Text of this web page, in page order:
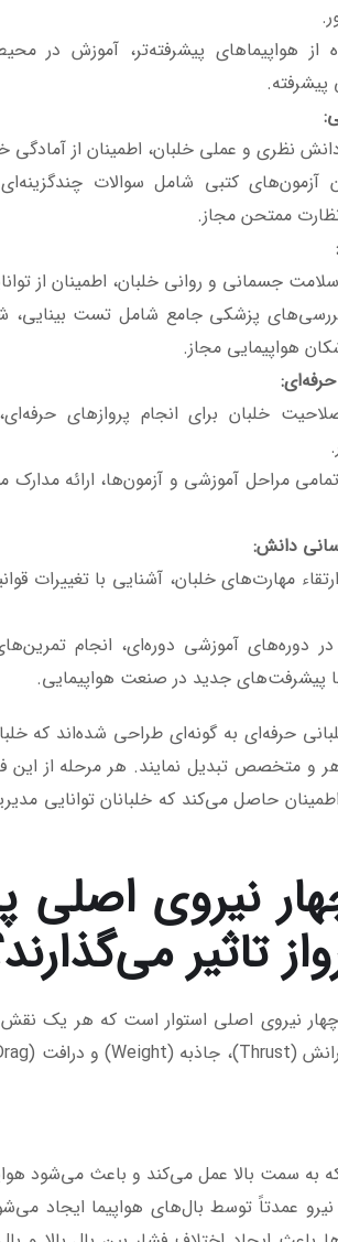
از هواپیماهای پیشرفته‌تر، آموزش در
:
دانش نظری و عملی خلبان، اطمینان از آمادگی
آزمون‌های کتبی شامل سوالات
ممتحن مجاز.
:
جسمانی و روانی خلبان، اطمینان از
پزشکی جامع شامل تست بینایی،
هواپیمایی مجاز.
:
خلبان برای انجام پروازهای
مراحل آموزشی و آزمون‌ها، ارائه مدارک
دانش:
مهارت‌های خلبان، آشنایی با تغییرات
دوره‌های آموزشی دوره‌ای، انجام
پیشرفت‌های جدید در صنعت هواپیمایی.
حرفه‌ای به گونه‌ای طراحی شده‌اند که
و متخصص تبدیل نمایند. هر مرحله از
حاصل می‌کند که خلبانان توانایی
نیروی اصلی
تاثیر
چهار نیروی اصلی استوار است که هر یک
به سمت بالا عمل می‌کند و باعث می‌شود
نیرو عمدتاً توسط بال‌های هواپیما ایجاد